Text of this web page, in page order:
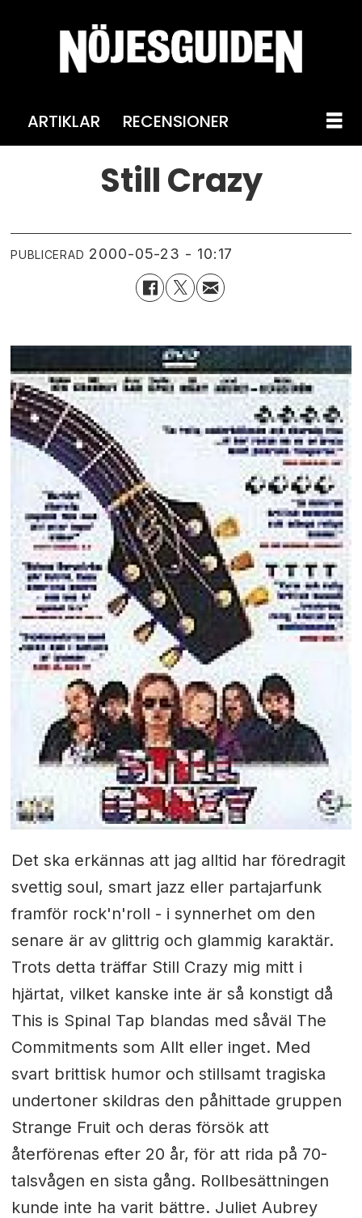
ARTIKLAR RECENSIONER
Still Crazy
PUBLICERAD 2000-05-23 - 10:17
Det ska erkännas att jag alltid har föredragit
svettig soul, smart jazz eller partajarfunk
framför rock'n'roll - i synnerhet om den
senare är av glittrig och glammig karaktär.
Trots detta träffar Still Crazy mig mitt i
hjärtat, vilket kanske inte är så konstigt då
This is Spinal Tap blandas med såväl The
Commitments som Allt eller inget. Med
svart brittisk humor och stillsamt tragiska
undertoner skildras den påhittade gruppen
Strange Fruit och deras försök att
återförenas efter 20 år, för att rida på 70-
talsvågen en sista gång. Rollbesättningen
kunde inte ha varit bättre. Juliet Aubrey